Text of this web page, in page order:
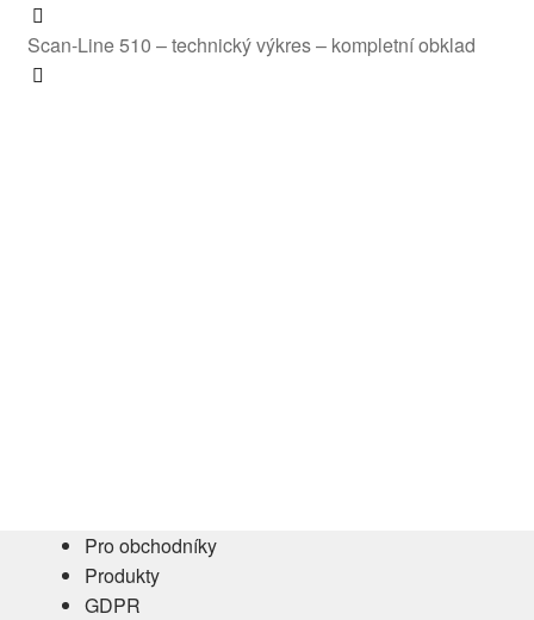
Scan-Line 510 – technický výkres – kompletní obklad
Pro obchodníky
Produkty
GDPR